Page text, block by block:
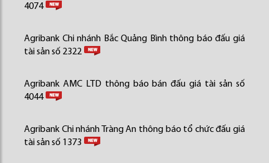
4074
Agribank Chi nhánh Bắc Quảng Bình thông báo đấu giá
tài sản số 2322
Agribank AMC LTD thông báo bán đấu giá tài sản số
4044
Agribank Chi nhánh Tràng An thông báo tổ chức đấu giá
tài sản số 1373